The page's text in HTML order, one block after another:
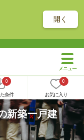
開く
0
条件
0
お気に入り
新築一戸建